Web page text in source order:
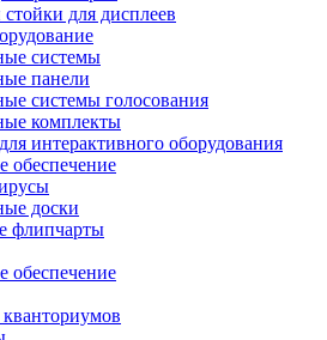
для дисплеев
системы
панели
системы голосования
комплекты
интерактивного оборудования
обеспечение
доски
флипчарты
обеспечение